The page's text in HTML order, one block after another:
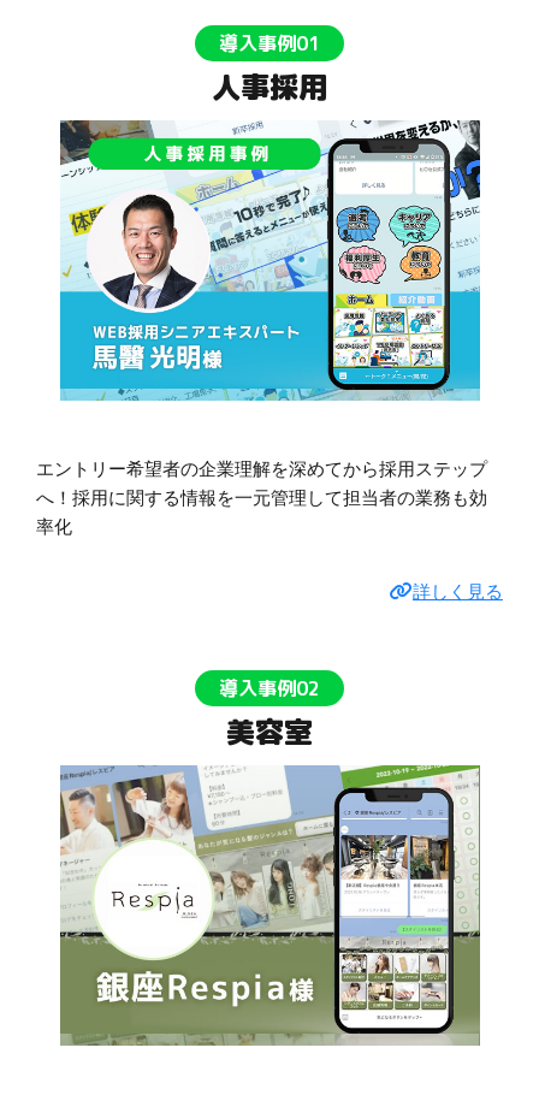
導入事例01
人事採用
エントリー希望者の企業理解を深めてから採用ステップ
へ！採用に関する情報を一元管理して担当者の業務も効
率化
詳しく見る
導入事例02
美容室